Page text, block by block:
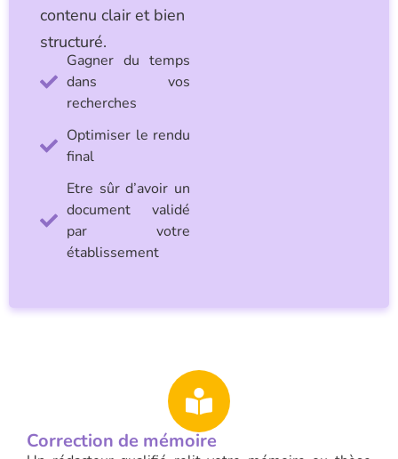
contenu clair et bien
structuré.
Gagner du temps
dans vos
recherches
Optimiser le rendu
final
Etre sûr d’avoir un
document validé
par votre
établissement
Correction de mémoire